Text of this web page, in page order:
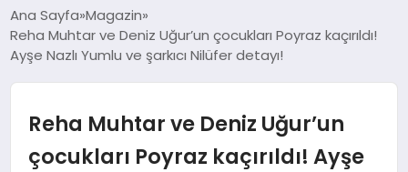
ANA SAYFA
GÜNDEM
İZMIR HABERLERI
Ana Sayfa Magazin
Reha Muhtar ve Deniz Uğur’un çocukları Poyraz kaçırıldı!
Ayşe Nazlı Yumlu ve şarkıcı Nilüfer detayı!
Reha Muhtar ve Deniz Uğur’un
çocukları Poyraz kaçırıldı! Ayşe